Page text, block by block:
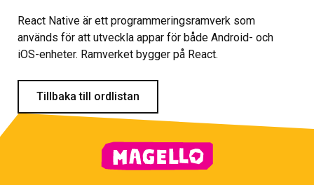
React Native är ett programmeringsramverk som
används för att utveckla appar för både Android- och
iOS-enheter. Ramverket bygger på React.
Tillbaka till ordlistan